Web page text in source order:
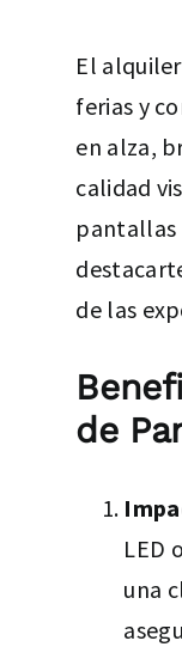
El
ferias y
en alza,
calidad
pantallas
de las
de
LED
una